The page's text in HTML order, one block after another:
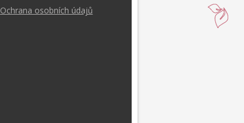
Ochrana osobních údajů